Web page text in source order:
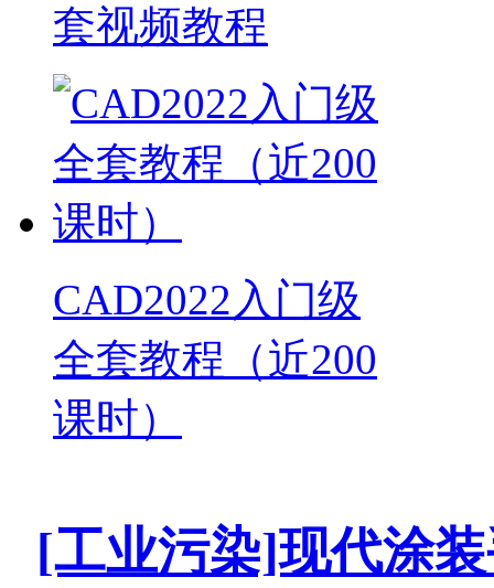
套视频教程
CAD2022入门级
全套教程（近200
课时）
[工业污染]现代涂